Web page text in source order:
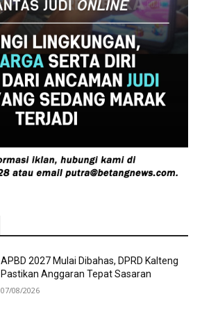
APBD 2027 Mulai Dibahas, DPRD Kalteng
Pastikan Anggaran Tepat Sasaran
07/08/2026